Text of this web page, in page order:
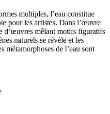
multiples, l’eau constitue
pour les artistes. Dans l’œuvre
d’œuvres mêlant motifs figuratifs
naturels se révèle et les
métamorphoses de l’eau sont